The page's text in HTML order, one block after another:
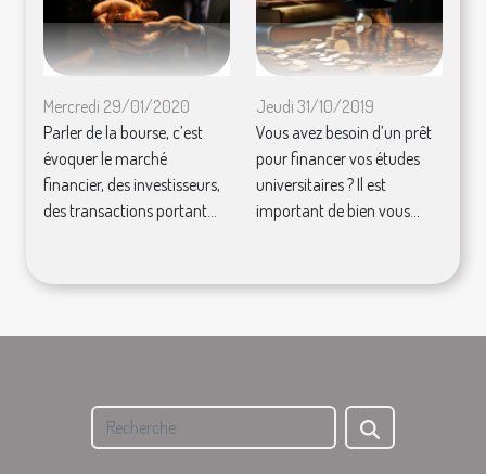
Mercredi 29/01/2020
Parler de la bourse, c’est
évoquer le marché
financier, des investisseurs,
des transactions portant...
Jeudi 31/10/2019
Vous avez besoin d’un prêt
pour financer vos études
universitaires ? Il est
important de bien vous...